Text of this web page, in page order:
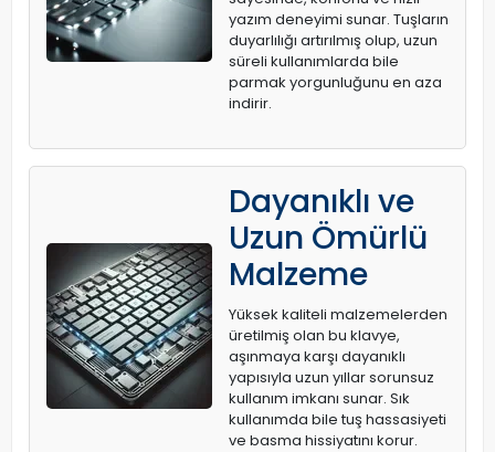
yazım deneyimi sunar. Tuşların
duyarlılığı artırılmış olup, uzun
süreli kullanımlarda bile
parmak yorgunluğunu en aza
indirir.
Dayanıklı ve
Uzun Ömürlü
Malzeme
Yüksek kaliteli malzemelerden
üretilmiş olan bu klavye,
aşınmaya karşı dayanıklı
yapısıyla uzun yıllar sorunsuz
kullanım imkanı sunar. Sık
kullanımda bile tuş hassasiyeti
ve basma hissiyatını korur.